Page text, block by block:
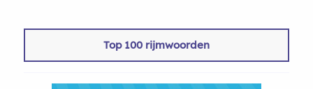
Top 100 rijmwoorden